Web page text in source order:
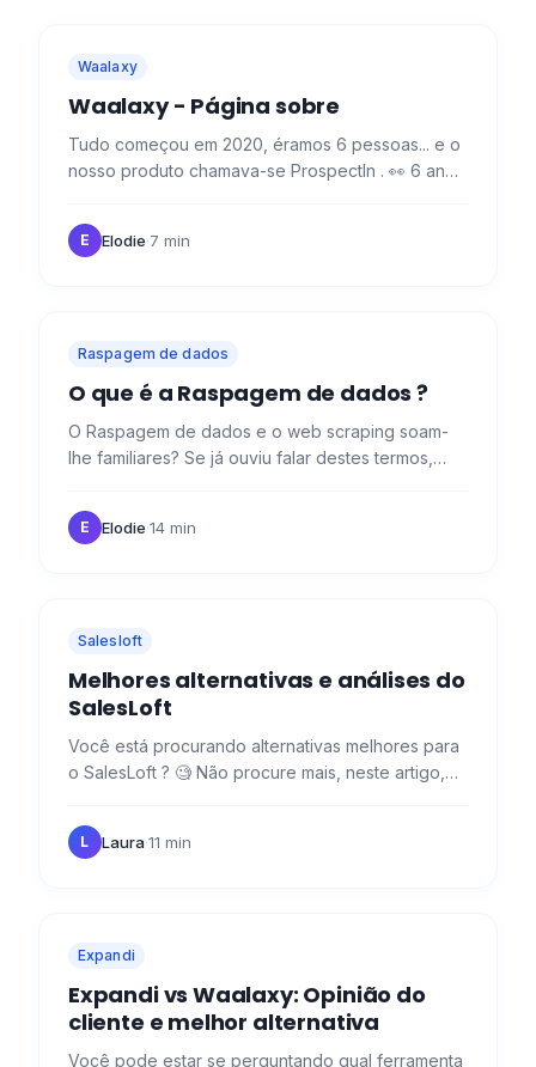
Waalaxy
Waalaxy - Página sobre
Tudo começou em 2020, éramos 6 pessoas... e o
nosso produto chamava-se ProspectIn . 👀 6 anos
um lembrete para os…
E Elodie·7 min
Raspagem de dados
O que é a Raspagem de dados ?
O Raspagem de dados e o web scraping soam-
lhe familiares? Se já ouviu falar destes termos,
sítio certo! Estas…
E Elodie·14 min
Salesloft
Melhores alternativas e análises do
SalesLoft
Você está procurando alternativas melhores para
o SalesLoft ? 🧐 Não procure mais, neste artigo,
avaliações de…
L Laura·11 min
Expandi
Expandi vs Waalaxy: Opinião do
cliente e melhor alternativa
Você pode estar se perguntando qual ferramenta